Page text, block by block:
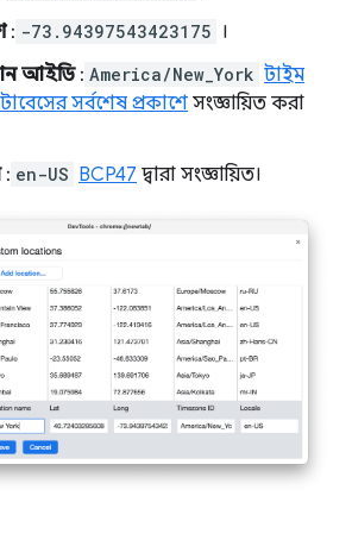
: -73.94397543423175 ।
আইডি: America/New_York টাইম
সর্বশেষ প্রকাশেসংজ্ঞায়িত করা
: en-US BCP47 দ্বারা সংজ্ঞায়িত।